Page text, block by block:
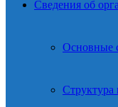
Сведения об
Основные
Структура